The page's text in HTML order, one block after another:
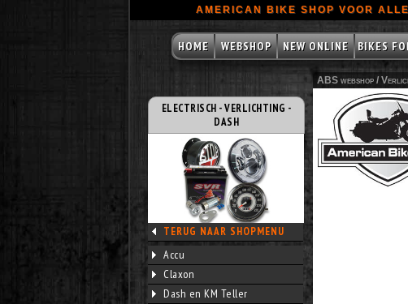
AMERICAN BIKE SHOP VOOR
HOME WEBSHOP NEW ONLINE BIKES
ELECTRISCH - VERLICHTING -
DASH
TERUG NAAR SHOPMENU
Accu
Claxon
Dash en KM Teller
ABS webshop /